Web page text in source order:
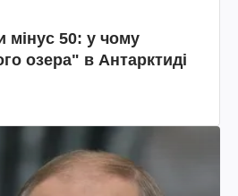
мінус 50: у чому
озера" в Антарктиді